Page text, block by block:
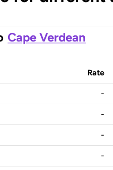
Cape Verdean
Rate
-
-
-
-